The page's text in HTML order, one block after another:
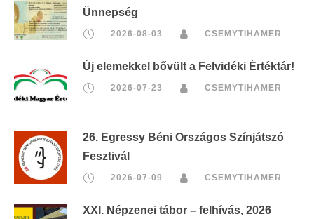
Ünnepség
2026-08-03 CSEMYTIHAMER
Új elemekkel bővült a Felvidéki Értéktár!
2026-07-23 CSEMYTIHAMER
26. Egressy Béni Országos Színjátszó
Fesztivál
2026-07-09 CSEMYTIHAMER
XXI. Népzenei tábor – felhívás, 2026